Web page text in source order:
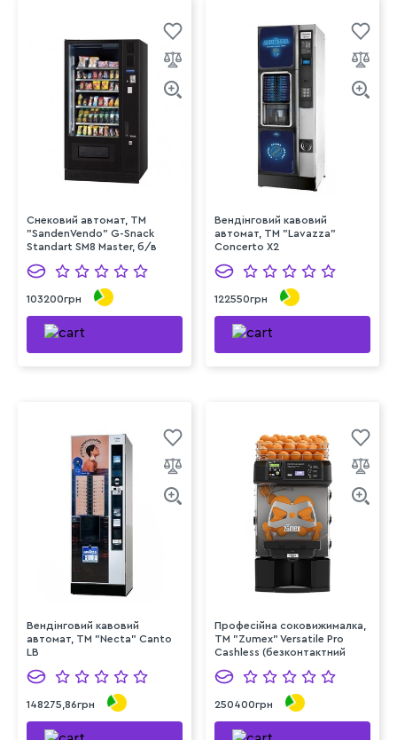
Снековий автомат, TM
"SandenVendo" G-Snack
Standart SM8 Master, б/в
103200грн
Вендінговий кавовий
автомат, ТМ "Lavazza"
Concerto Х2
122550грн
Вендінговий кавовий
автомат, ТМ "Necta" Canto
LB
148275,86грн
Професійна соковижималка,
TM "Zumex" Versatile Pro
Cashless (безконтактний
250400грн